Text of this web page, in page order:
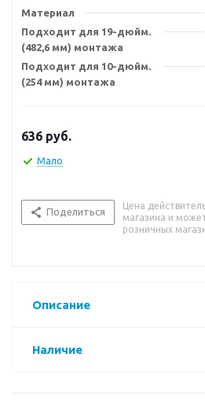
Материал
Подходит для 19-дюйм.
(482,6 мм) монтажа
Подходит для 10-дюйм.
(254 мм) монтажа
636 руб.
Мало
Поделиться
Цена
магазина и
розничных
Описание
Наличие